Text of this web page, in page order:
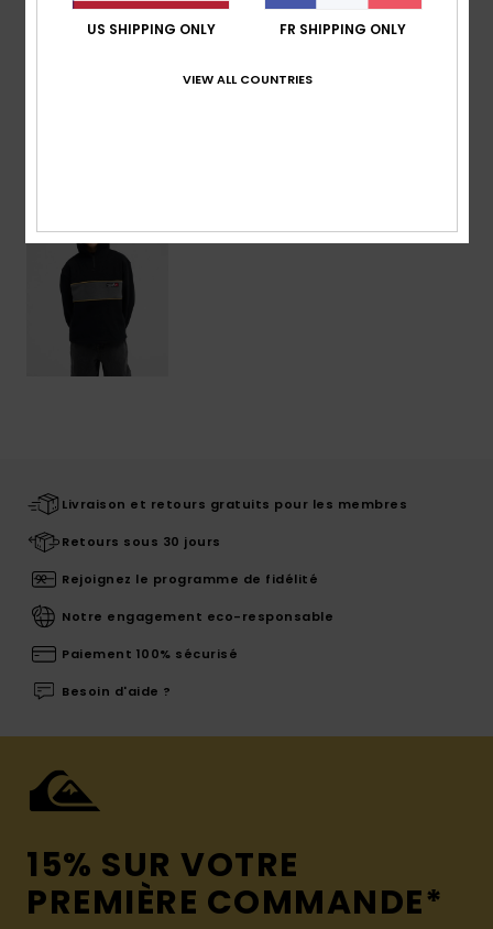
Livraison et retours gratuits pour les membres
Retours sous 30 jours
Rejoignez le programme de fidélité
Notre engagement eco-responsable
Paiement 100% sécurisé
Besoin d'aide ?
15% SUR VOTRE
PREMIÈRE COMMANDE*
US SHIPPING ONLY FR SHIPPING ONLY
VIEW ALL COUNTRIES